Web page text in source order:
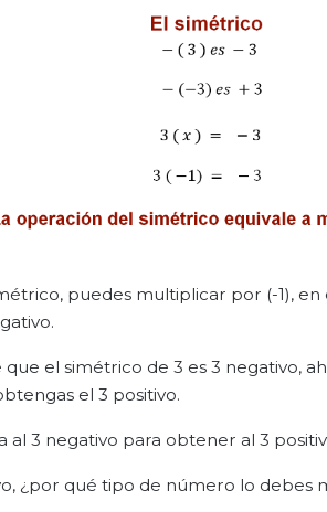
puedes multiplicar por (-1),
el simétrico de 3 es 3 negativo,
el 3 positivo.
al 3 negativo para obtener al 3
¿por qué tipo de número lo